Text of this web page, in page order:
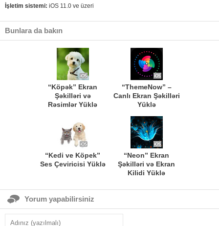
İşletim sistemi: iOS 11.0 ve üzeri
Bunlara da bakın
“Köpək” Ekran
Şəkilləri və
Rəsimlər Yüklə
“ThemeNow” –
Canlı Ekran Şəkilləri
Yüklə
“Kedi ve Köpek”
Ses Çeviricisi Yüklə
“Neon” Ekran
Şəkilləri və Ekran
Kilidi Yüklə
Yorum yapabilirsiniz